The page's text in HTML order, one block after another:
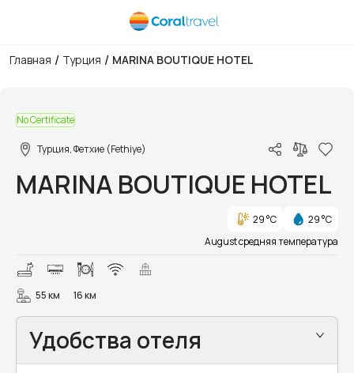
Главная / Турция / MARINA BOUTIQUE HOTEL
No Certificate
Турция, Фетхие (Fethiye)
MARINA BOUTIQUE HOTEL
29 °C
29 °C
August средняя температура
55 км 16 км
Удобства отеля